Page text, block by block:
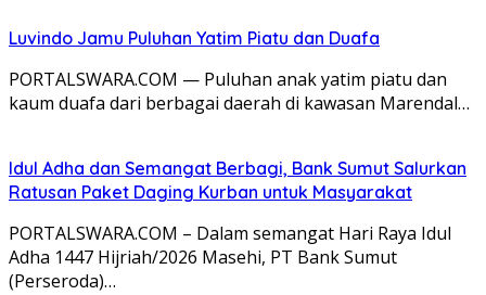
Luvindo Jamu Puluhan Yatim Piatu dan Duafa
PORTALSWARA.COM — Puluhan anak yatim piatu dan
kaum duafa dari berbagai daerah di kawasan Marendal…
Idul Adha dan Semangat Berbagi, Bank Sumut Salurkan
Ratusan Paket Daging Kurban untuk Masyarakat
PORTALSWARA.COM – Dalam semangat Hari Raya Idul
Adha 1447 Hijriah/2026 Masehi, PT Bank Sumut
(Perseroda)…